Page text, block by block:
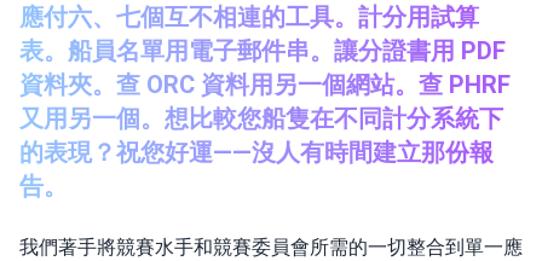
應付六、七個互不相連的工具。計分用試算
表。船員名單用電子郵件串。讓分證書用 PDF
資料夾。查 ORC 資料用另一個網站。查 PHRF
又用另一個。想比較您船隻在不同計分系統下
的表現？祝您好運——沒人有時間建立那份報
告。
我們著手將競賽水手和競賽委員會所需的一切整合到單一應